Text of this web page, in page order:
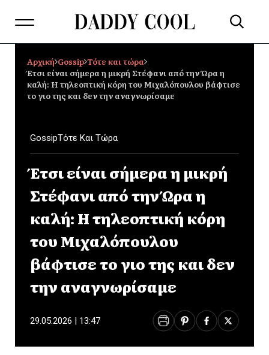
Αρχική Gossip Τότε και τώρα
Έτσι είναι σήμερα η μικρή Στέφανι από την Ώρα η
καλή: Η τηλεοπτική κόρη του Μιχαλόπουλου βάφτισε
το γιο της και δεν την αναγνωρίσαμε
GossipΤότε Και Τώρα
Έτσι είναι σήμερα η μικρή
Στέφανι από την Ώρα η
καλή: Η τηλεοπτική κόρη
του Μιχαλόπουλου
βάφτισε το γιο της και δεν
την αναγνωρίσαμε
29.05.2026 | 13:47